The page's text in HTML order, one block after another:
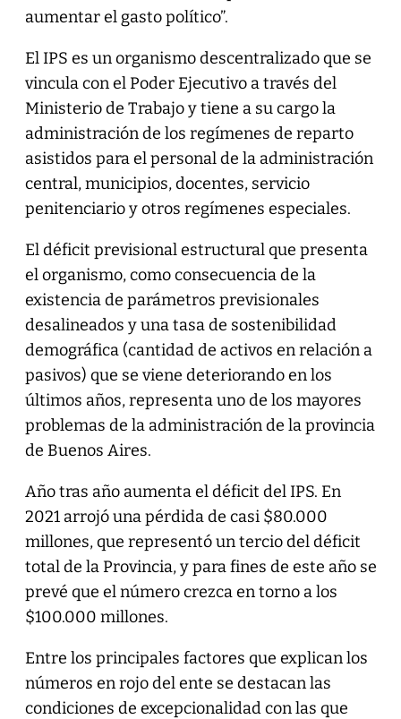
aumentar el gasto político”.
El IPS es un organismo descentralizado que se
vincula con el Poder Ejecutivo a través del
Ministerio de Trabajo y tiene a su cargo la
administración de los regímenes de reparto
asistidos para el personal de la administración
central, municipios, docentes, servicio
penitenciario y otros regímenes especiales.
El déficit previsional estructural que presenta
el organismo, como consecuencia de la
existencia de parámetros previsionales
desalineados y una tasa de sostenibilidad
demográfica (cantidad de activos en relación a
pasivos) que se viene deteriorando en los
últimos años, representa uno de los mayores
problemas de la administración de la provincia
de Buenos Aires.
Año tras año aumenta el déficit del IPS. En
2021 arrojó una pérdida de casi $80.000
millones, que representó un tercio del déficit
total de la Provincia, y para fines de este año se
prevé que el número crezca en torno a los
$100.000 millones.
Entre los principales factores que explican los
números en rojo del ente se destacan las
condiciones de excepcionalidad con las que